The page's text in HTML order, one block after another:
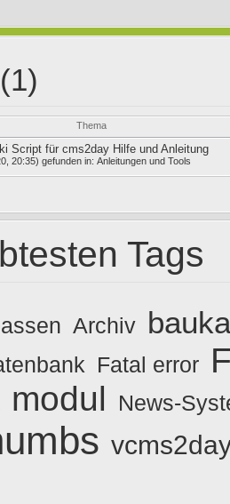
(1)
Thema
Script für cms2day Hilfe und Anleitung
20:35) gefunden in: Anleitungen und Tools
Tags
Archiv
Fatal error
modul News-